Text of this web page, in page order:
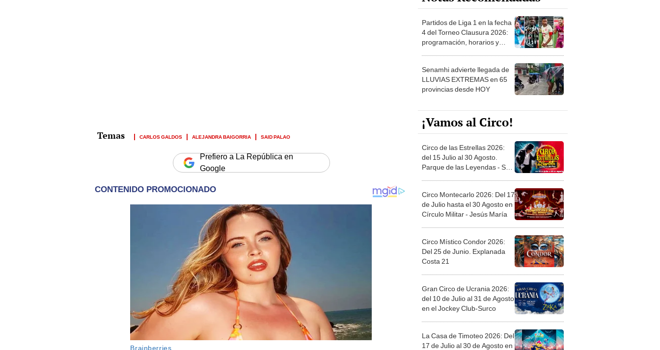
CARLOS GALDOS ALEJANDRA BAIGORRIA SAID PALAO
Prefiero a La República en
Google
Partidos de Liga 1 en la fecha
4 del Torneo Clausura 2026:
programación, horarios y
Senamhi advierte llegada de
LLUVIAS EXTREMAS en 65
provincias desde HOY
¡Vamos al Circo!
Circo de las Estrellas 2026:
del 15 Julio al 30 Agosto.
Parque de las Leyendas - San
Circo Montecarlo 2026: Del 17
de Julio hasta el 30 Agosto en
Círculo Militar - Jesús María
Circo Místico Condor 2026:
Del 25 de Junio. Explanada
Costa 21
Gran Circo de Ucrania 2026:
del 10 de Julio al 31 de Agosto
en el Jockey Club-Surco
La Casa de Timoteo 2026: Del
17 de Julio al 30 de Agosto en